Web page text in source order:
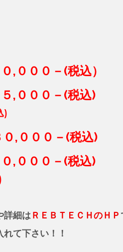
－(税込）
,０００－(税込)
)
,０００－(税込)
－(税込)
詳細はＲＥＢＴＥＣＨのＨＰ
て下さい！！